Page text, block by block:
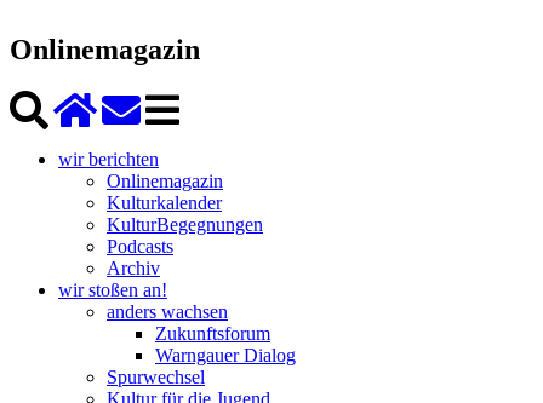
Onlinemagazin
wir berichten
Onlinemagazin
Kulturkalender
KulturBegegnungen
Podcasts
Archiv
wir stoßen an!
anders wachsen
Zukunftsforum
Warngauer Dialog
Spurwechsel
Kultur für die Jugend